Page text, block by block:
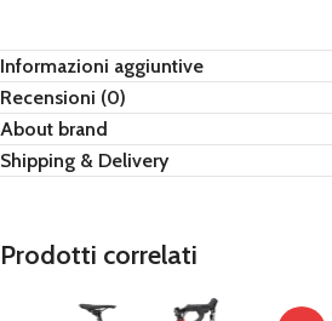
Informazioni aggiuntive
Recensioni (0)
About brand
Shipping & Delivery
Prodotti correlati